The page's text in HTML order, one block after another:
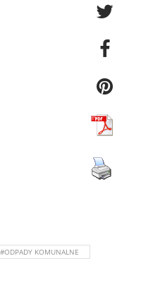
#ODPADY KOMUNALNE